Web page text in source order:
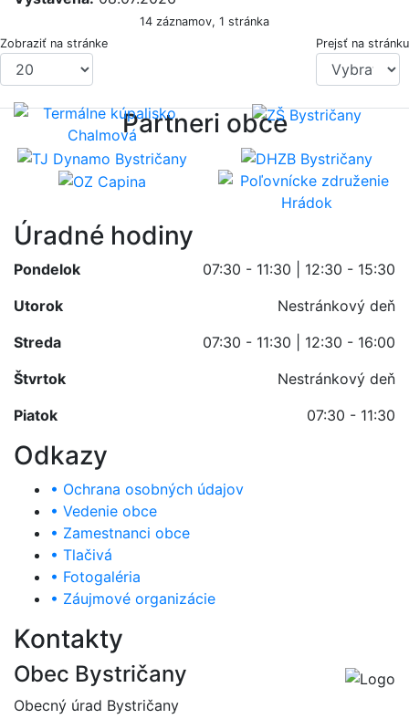
14 záznamov, 1 stránka
Zobraziť na stránke
Prejsť na stránku
Partneri obce
Úradné hodiny
Pondelok
07:30 - 11:30 | 12:30 - 15:30
Utorok
Nestránkový deň
Streda
07:30 - 11:30 | 12:30 - 16:00
Štvrtok
Nestránkový deň
Piatok
07:30 - 11:30
Odkazy
• Ochrana osobných údajov
• Vedenie obce
• Zamestnanci obce
• Tlačivá
• Fotogaléria
• Záujmové organizácie
Kontakty
Obec Bystričany
Obecný úrad Bystričany